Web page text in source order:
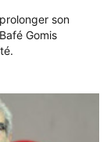
son
Gomis